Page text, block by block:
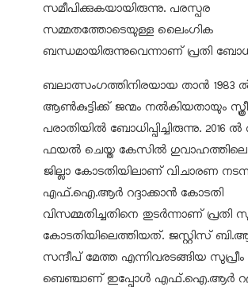
സമീപിക്കുകയായിരുന്നു. പരസ്പര
സമ്മതത്തോടെയുള്ള ലൈംഗിക
ബന്ധമായിരുന്നുവെന്നാണ് പ്രതി
ബലാത്സംഗത്തിനിരയായ താന്‍ 1983
ആണ്‍കുട്ടിക്ക് ജന്മം നല്‍കിയതായും സ്ത്രീ
പരാതിയില്‍ ബോധിപ്പിച്ചിരുന്നു.
ഫയല്‍ ചെയ്ത കേസില്‍
ജില്ലാ കോടതിയിലാണ് വിചാരണ
എഫ്.ഐ.ആര്‍ റദ്ദാക്കാന്‍ കോടതി
വിസമ്മതിച്ചതിനെ തുടര്‍ന്നാണ് പ്രതി
കോടതിയിലെത്തിയത്. ജസ്റ്റിസ്
സന്ദീപ് മേത്ത എന്നിവരടങ്ങിയ
ബെഞ്ചാണ് ഇപ്പോള്‍ എഫ്.ഐ.ആര്‍